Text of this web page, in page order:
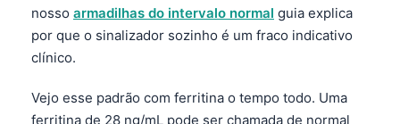
nosso armadilhas do intervalo normal guia explica
por que o sinalizador sozinho é um fraco indicativo
clínico.
Vejo esse padrão com ferritina o tempo todo. Uma
ferritina de 28 ng/mL pode ser chamada de normal
Polski
Slovenščina
Magyar